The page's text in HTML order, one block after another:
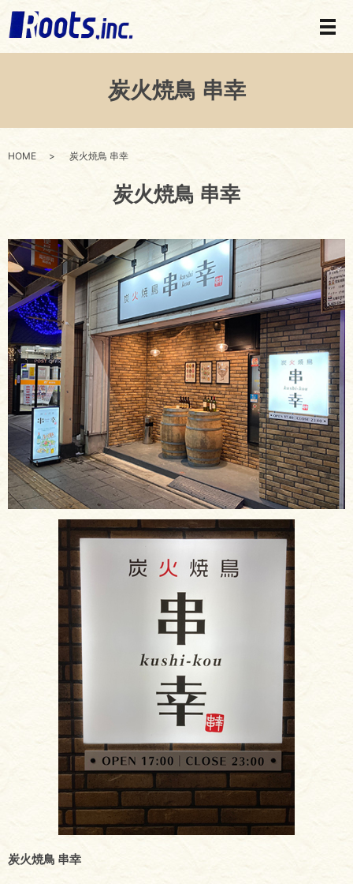
メ
炭火焼鳥 串幸
HOME 炭火焼鳥 串幸
炭火焼鳥 串幸
炭火焼鳥 串幸